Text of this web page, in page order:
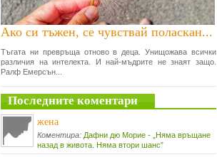
Ако си тъжен, се чувствай поласкан...
Тъгата ни превръща отново в деца. Унищожава всички
различия на интелекта. И най-мъдрите не знаят защо.
Ралф Емерсън...
Последните коментари
жена
Коментира: Дафни дю Морие - „Няма връщане
назад в живота. Няма втори шанс”